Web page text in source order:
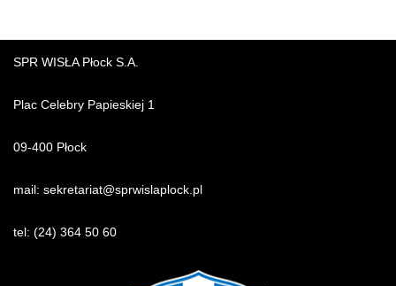
SPR WISŁA Płock S.A.
Plac Celebry Papieskiej 1
09-400 Płock
mail: sekretariat@sprwislaplock.pl
tel: (24) 364 50 60